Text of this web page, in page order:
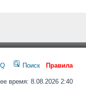
Поиск Правила
время: 8.08.2026 2:40